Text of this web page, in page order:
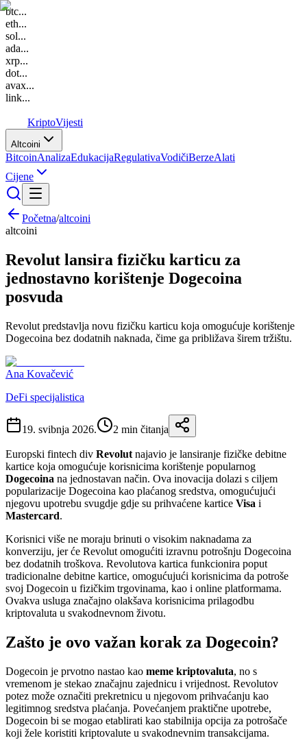
btc...
eth...
sol...
ada...
xrp...
dot...
avax...
link...
KriptoVijesti
Altcoini
BitcoinAnalizaEdukacijaRegulativaVodičiBerzeAlati
Cijene
Početna/altcoini
altcoini
Revolut lansira fizičku karticu za
jednostavno korištenje Dogecoina
posvuda
Revolut predstavlja novu fizičku karticu koja omogućuje korištenje
Dogecoina bez dodatnih naknada, čime ga približava širem tržištu.
Ana Kovačević
DeFi specijalistica
19. svibnja 2026. 2 min čitanja
Europski fintech div Revolut najavio je lansiranje fizičke debitne
kartice koja omogućuje korisnicima korištenje popularnog
Dogecoina na jednostavan način. Ova inovacija dolazi s ciljem
popularizacije Dogecoina kao plaćanog sredstva, omogućujući
njegovu upotrebu svugdje gdje su prihvaćene kartice Visa i
Mastercard.
Korisnici više ne moraju brinuti o visokim naknadama za
konverziju, jer će Revolut omogućiti izravnu potrošnju Dogecoina
bez dodatnih troškova. Revolutova kartica funkcionira poput
tradicionalne debitne kartice, omogućujući korisnicima da potroše
svoj Dogecoin u fizičkim trgovinama, kao i online platformama.
Ovakva usluga značajno olakšava korisnicima prilagodbu
kriptovaluta u svakodnevnom životu.
Zašto je ovo važan korak za Dogecoin?
Dogecoin je prvotno nastao kao meme kriptovaluta, no s
vremenom je stekao značajnu zajednicu i vrijednost. Revolutov
potez može označiti prekretnicu u njegovom prihvaćanju kao
legitimnog sredstva plaćanja. Povećanjem praktične upotrebe,
Dogecoin bi se mogao etablirati kao stabilnija opcija za potrošače
koji žele koristiti kriptovalute u svakodnevnim transakcijama.